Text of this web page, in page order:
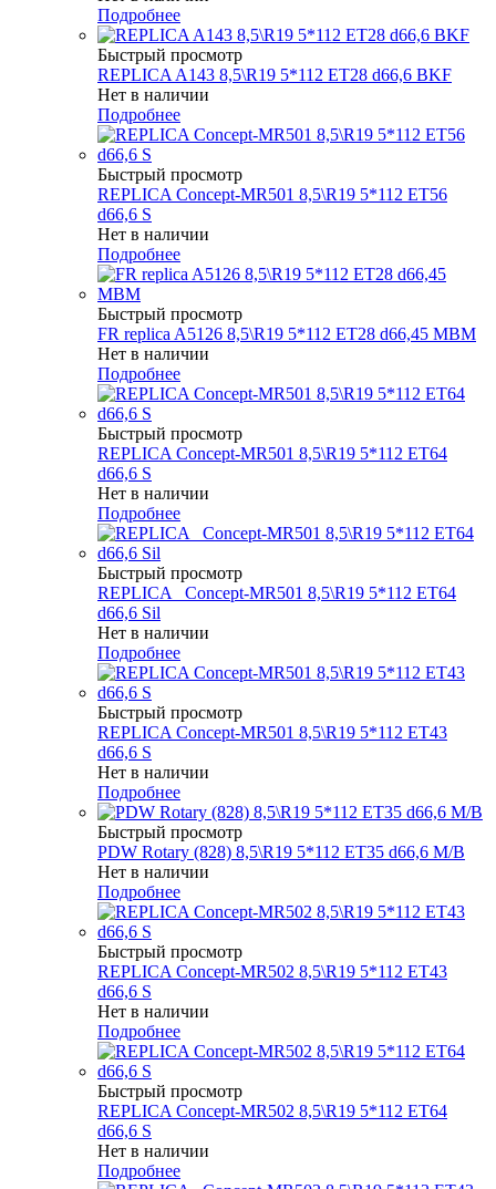
Подробнее
Быстрый просмотр
REPLICA A143 8,5\R19 5*112 ET28 d66,6 BKF
Нет в наличии
Подробнее
Быстрый просмотр
REPLICA Concept-MR501 8,5\R19 5*112 ET56
d66,6 S
Нет в наличии
Подробнее
Быстрый просмотр
FR replica A5126 8,5\R19 5*112 ET28 d66,45 MBM
Нет в наличии
Подробнее
Быстрый просмотр
REPLICA Concept-MR501 8,5\R19 5*112 ET64
d66,6 S
Нет в наличии
Подробнее
Быстрый просмотр
REPLICA _Concept-MR501 8,5\R19 5*112 ET64
d66,6 Sil
Нет в наличии
Подробнее
Быстрый просмотр
REPLICA Concept-MR501 8,5\R19 5*112 ET43
d66,6 S
Нет в наличии
Подробнее
Быстрый просмотр
PDW Rotary (828) 8,5\R19 5*112 ET35 d66,6 M/B
Нет в наличии
Подробнее
Быстрый просмотр
REPLICA Concept-MR502 8,5\R19 5*112 ET43
d66,6 S
Нет в наличии
Подробнее
Быстрый просмотр
REPLICA Concept-MR502 8,5\R19 5*112 ET64
d66,6 S
Нет в наличии
Подробнее